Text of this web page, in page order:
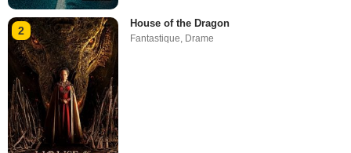
2
House of the Dragon
Fantastique Drame